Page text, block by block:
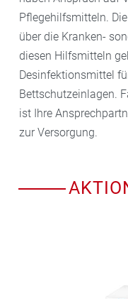
Pflegehilfsmitteln.
über die Kranken-
diesen Hilfsmitteln
Desinfektionsmittel
Bettschutzeinlagen.
ist Ihre
zur Versorgung.